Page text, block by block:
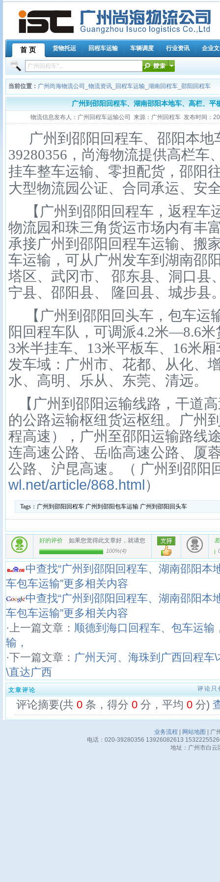
首 页 货物托运 回程车运输 车辆调度 行业资讯 企业
当前位置： 广州尚海物流公司 物流资讯 回程车运输 湖南回程车 邵阳回程车
广州到邵阳回程车、湖南邵阳本地车、高栏、平
物流信息发布人：广州回程车运输公司 来源：广州回程车 发布时间：
广州到邵阳回程车、邵阳本地
39280356，尚海物流提供高栏车
挂车整车运输、零担配货，邵阳
大型物流园公证、合同承运、安
【广州到邵阳回程车，返程车
物流园和珠三角货运市场内有丰
承接广州到邵阳回程车运输、搬
车运输，可从广州发车到湖南邵
塔区、武冈市、 邵东县、洞口县
宁县、邵阳县、 隆回县、城步县
【广州到邵阳回头车，包车运
阳回程车队，可调派4.2米—8.6
3米半挂车、13米平板车、16米
发车域：广州市、花都、从化、
水、高明、乐从、东莞、清远。
【广州到邵阳运输线路，干道
的公路运输枢纽货运枢纽。广州
程高速），广州至邵阳运输路线
连高速公路、岳临高速公路、厦
公路、沪昆高速。（ 广州到邵阳
wl.net/article/868.html）
Tags： 广州到邵阳回程车 广州到邵阳包车运输 广州到邵阳回头车
好的评价 如果您觉得此文章好，就请您
100%(4)
中查找“广州到邵阳回程车、湖南邵阳本
车包车运输”更多相关内容
中查找“广州到邵阳回程车、湖南邵阳本
车包车运输”更多相关内容
·上一篇文章： 顺德到海口回程车、包车运
输，
·下一篇文章： 广州天河、海珠到广西回程
\直达广西
文章评论 评论只
评论摘要(共 0 条，得分 0 分，平均 0 分)
业务流程 网站地图
| 广
电话：020-39280356 13926082613
地址：广州市白云